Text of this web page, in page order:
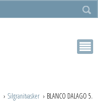
Silgranitvasker BLANCO DALAGO 5.